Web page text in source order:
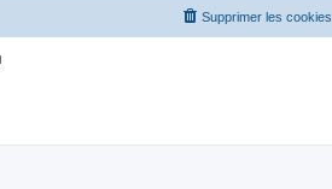
Supprimer les cookies